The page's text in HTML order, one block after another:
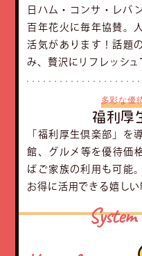
日ハム・コンサ・レバ
百年花火に毎年協賛。
活気があります！話題
み、贅沢にリフレッシュ
多彩な優
福利厚
「福利厚生倶楽部」を
館、グルメ等を優待価
ばご家族の利用も可能
お得に活用できる嬉しい